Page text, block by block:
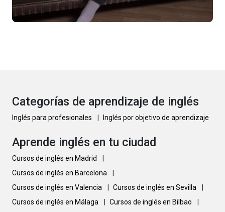
Categorías de aprendizaje de inglés
Inglés para profesionales Inglés por objetivo de aprendizaje
Aprende inglés en tu ciudad
Cursos de inglés en Madrid
Cursos de inglés en Barcelona
Cursos de inglés en Valencia
Cursos de inglés en Sevilla
Cursos de inglés en Málaga
Cursos de inglés en Bilbao